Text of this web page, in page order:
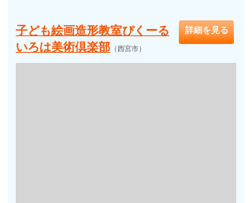
子ども絵画造形教室ぴくーる
いろは美術倶楽部 （西宮市）
詳細を見る